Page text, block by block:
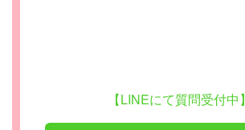
【LINEにて質問受付中】